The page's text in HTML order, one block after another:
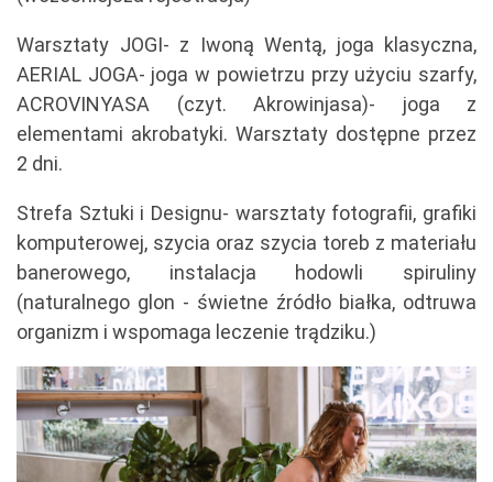
Warsztaty JOGI- z Iwoną Wentą, joga klasyczna,
AERIAL JOGA- joga w powietrzu przy użyciu szarfy,
ACROVINYASA (czyt. Akrowinjasa)- joga z
elementami akrobatyki. Warsztaty dostępne przez
2 dni.
Strefa Sztuki i Designu- warsztaty fotografii, grafiki
komputerowej, szycia oraz szycia toreb z materiału
banerowego, instalacja hodowli spiruliny
(naturalnego glon - świetne źródło białka, odtruwa
organizm i wspomaga leczenie trądziku.)